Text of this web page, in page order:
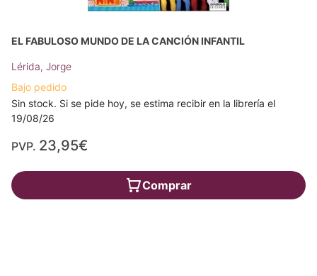
EL FABULOSO MUNDO DE LA CANCIÓN INFANTIL
Lérida, Jorge
Bajo pedido
Sin stock. Si se pide hoy, se estima recibir en la librería el
19/08/26
PVP. 23,95€
Comprar